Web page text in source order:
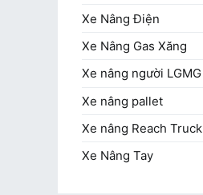
Xe Nâng Điện
Xe Nâng Gas Xăng
Xe nâng người LGMG
Xe nâng pallet
Xe nâng Reach Truck
Xe Nâng Tay